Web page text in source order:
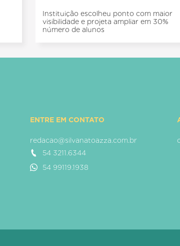
Instituição escolheu ponto com maior
visibilidade e projeta ampliar em 30%
número de alunos
ENTRE EM CONTATO
redacao@silvanatoazza.com.br
54 3211.6344
54 99119.1938